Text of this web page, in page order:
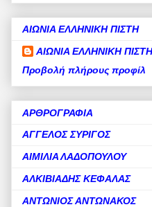
ΑΙΩΝΙΑ ΕΛΛΗΝΙΚΗ ΠΙΣΤΗ
ΑΙΩΝΙΑ ΕΛΛΗΝΙΚΗ ΠΙΣΤΗ
Προβολή πλήρους προφίλ
ΑΡΘΡΟΓΡΑΦΙΑ
ΑΓΓΕΛΟΣ ΣΥΡΙΓΟΣ
ΑΙΜΙΛΙΑ ΛΑΔΟΠΟΥΛΟΥ
ΑΛΚΙΒΙΑΔΗΣ ΚΕΦΑΛΑΣ
ΑΝΤΩΝΙΟΣ ΑΝΤΩΝΑΚΟΣ